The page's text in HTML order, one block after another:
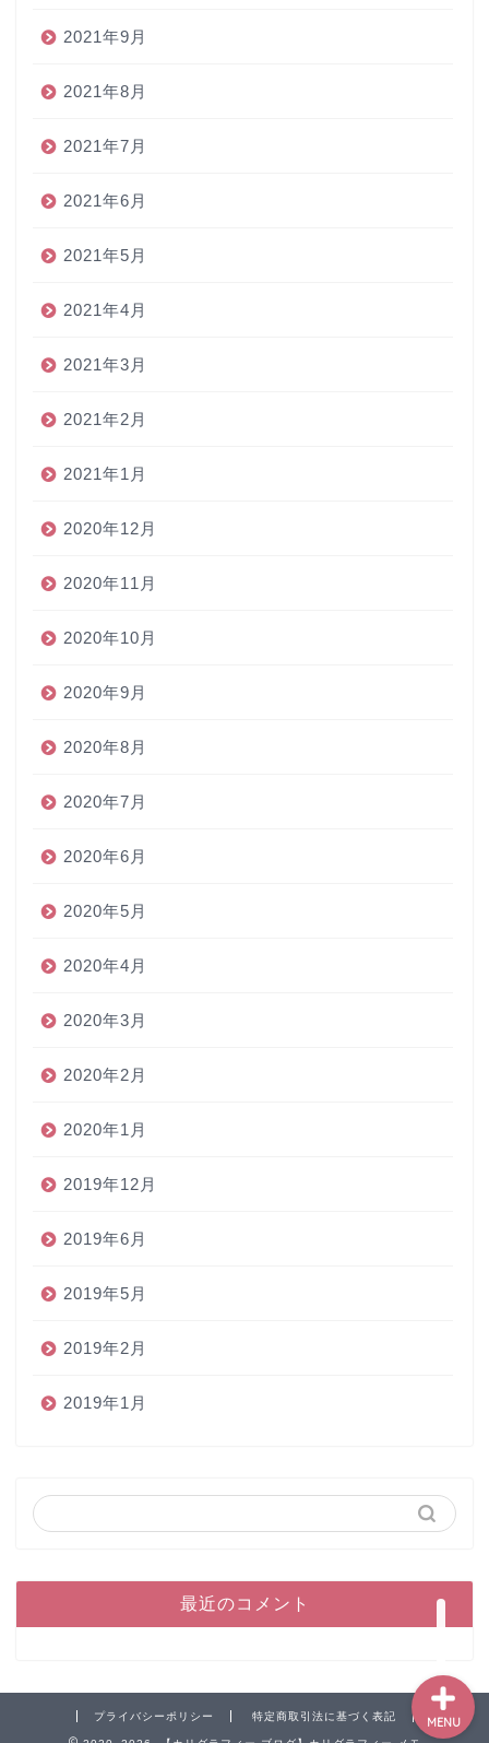
2021年9月
2021年8月
2021年7月
2021年6月
2021年5月
2021年4月
2021年3月
2021年2月
2021年1月
2020年12月
2020年11月
2020年10月
2020年9月
2020年8月
2020年7月
2020年6月
2020年5月
2020年4月
2020年3月
2020年2月
2020年1月
2019年12月
2019年6月
2019年5月
2019年2月
2019年1月
最近のコメント
プライバシーポリシー 特定商取引法に基づく表記 MENU
インク